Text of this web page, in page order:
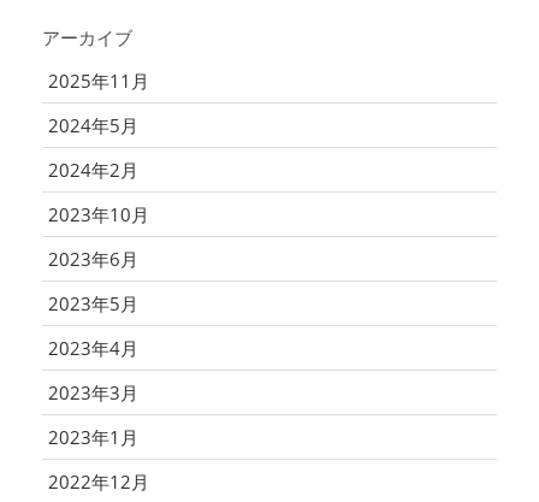
アーカイブ
2025年11月
2024年5月
2024年2月
2023年10月
2023年6月
2023年5月
2023年4月
2023年3月
2023年1月
2022年12月